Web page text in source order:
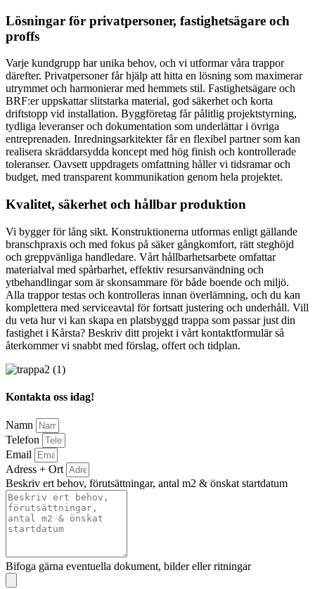
Lösningar för privatpersoner, fastighetsägare och
proffs
Varje kundgrupp har unika behov, och vi utformar våra trappor
därefter. Privatpersoner får hjälp att hitta en lösning som maximerar
utrymmet och harmonierar med hemmets stil. Fastighetsägare och
BRF:er uppskattar slitstarka material, god säkerhet och korta
driftstopp vid installation. Byggföretag får pålitlig projektstyrning,
tydliga leveranser och dokumentation som underlättar i övriga
entreprenaden. Inredningsarkitekter får en flexibel partner som kan
realisera skräddarsydda koncept med hög finish och kontrollerade
toleranser. Oavsett uppdragets omfattning håller vi tidsramar och
budget, med transparent kommunikation genom hela projektet.
Kvalitet, säkerhet och hållbar produktion
Vi bygger för lång sikt. Konstruktionerna utformas enligt gällande
branschpraxis och med fokus på säker gångkomfort, rätt steghöjd
och greppvänliga handledare. Vårt hållbarhetsarbete omfattar
materialval med spårbarhet, effektiv resursanvändning och
ytbehandlingar som är skonsammare för både boende och miljö.
Alla trappor testas och kontrolleras innan överlämning, och du kan
komplettera med serviceavtal för fortsatt justering och underhåll. Vill
du veta hur vi kan skapa en platsbyggd trappa som passar just din
fastighet i Kårsta? Beskriv ditt projekt i vårt kontaktformulär så
återkommer vi snabbt med förslag, offert och tidplan.
Kontakta oss idag!
Namn
Telefon
Email
Adress + Ort
Beskriv ert behov, förutsättningar, antal m2 & önskat startdatum
Bifoga gärna eventuella dokument, bilder eller ritningar